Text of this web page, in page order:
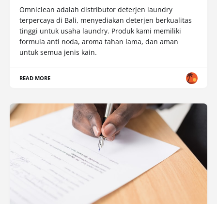
Omniclean adalah distributor deterjen laundry
terpercaya di Bali, menyediakan deterjen berkualitas
tinggi untuk usaha laundry. Produk kami memiliki
formula anti noda, aroma tahan lama, dan aman
untuk semua jenis kain.
READ MORE